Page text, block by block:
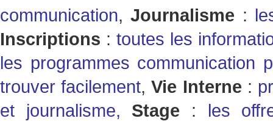
communication,Journalisme :
Inscriptions : toutes les
les programmes communication
trouver facilement,Vie Interne :
et journalisme, Stage : les